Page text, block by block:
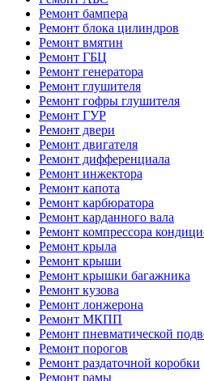
Ремонт бампера
Ремонт блока цилиндров
Ремонт вмятин
Ремонт ГБЦ
Ремонт генератора
Ремонт глушителя
Ремонт гофры глушителя
Ремонт ГУР
Ремонт двери
Ремонт двигателя
Ремонт дифференциала
Ремонт инжектора
Ремонт капота
Ремонт карбюратора
Ремонт карданного вала
Ремонт компрессора
Ремонт крыла
Ремонт крыши
Ремонт крышки багажника
Ремонт кузова
Ремонт лонжерона
Ремонт МКПП
Ремонт пневматической
Ремонт порогов
Ремонт раздаточной коробки
Ремонт рамы